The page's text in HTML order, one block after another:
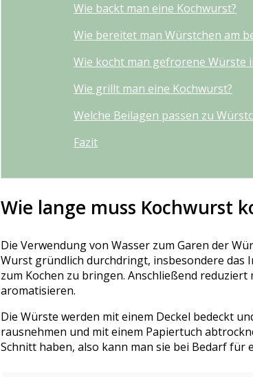
Wie backt man eine Kochwurst?
Wie bereitet man Würstchen am
Wie kocht man gefrorene Würste
Wie grillt man eine Kochwurst?
Welche Beilagen passen zu
Fazit
Wie lange muss Kochwurst
Die Verwendung von Wasser zum Garen der
Wurst gründlich durchdringt, insbesondere das
zum Kochen zu bringen. Anschließend
aromatisieren.
Die Würste werden mit einem Deckel bedeckt
rausnehmen und mit einem Papiertuch
Schnitt haben, also kann man sie bei Bedarf